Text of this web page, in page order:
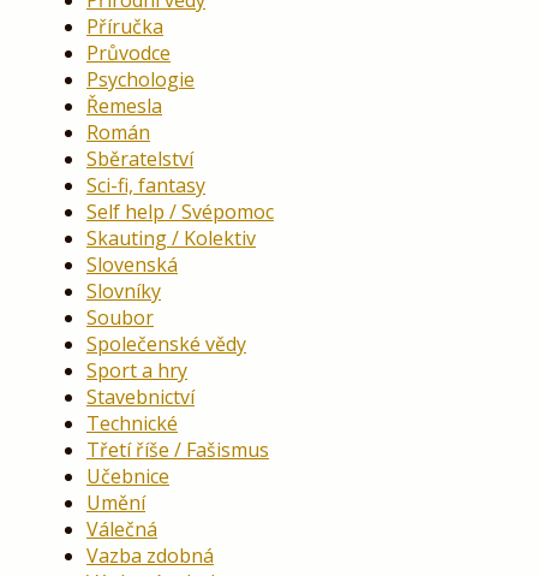
Příručka
Průvodce
Psychologie
Řemesla
Román
Sběratelství
Sci-fi, fantasy
Self help / Svépomoc
Skauting / Kolektiv
Slovenská
Slovníky
Soubor
Společenské vědy
Sport a hry
Stavebnictví
Technické
Třetí říše / Fašismus
Učebnice
Umění
Válečná
Vazba zdobná